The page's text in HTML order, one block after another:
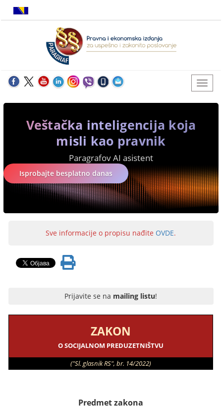
Veštačka inteligencija koja
misli kao pravnik
Paragrafov AI asistent
Isprobajte besplatno danas
Sve informacije o propisu nađite OVDE.
Prijavite se na mailing listu!
ZAKON
O SOCIJALNOM PREDUZETNIŠTVU
("Sl. glasnik RS", br. 14/2022)
Predmet zakona